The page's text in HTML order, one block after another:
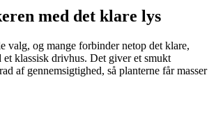
med det klare lys
valg, og mange forbinder netop det klare,
klassisk drivhus. Det giver et smukt
af gennemsigtighed, så planterne får masser